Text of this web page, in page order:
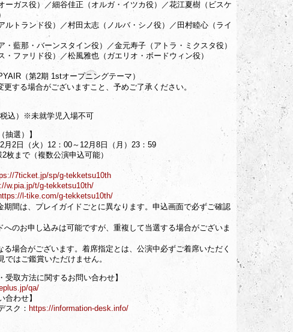
ーガス役）／細谷佳正（オルガ・イツカ役）／花江夏樹（ビスケ
ルトランド役）／村田太志（ノルバ・シノ役）／田村睦心（ライ
・藍那・バーンスタイン役）／金元寿子（アトラ・ミクスタ役）
・ファリド役）／松風雅也（ガエリオ・ボードウィン役）
（第2期 1stオープニングテーマ）
する場合がございますこと、予めご了承ください。
込）※未就学児入場不可
抽選）】
月2日（火）12：00～12月8日（月）23：59
枚まで（複数公演申込可能）
7ticket.jp/sp/g-tekketsu10th
w.pia.jp/t/g-tekketsu10th/
l-tike.com/g-tekketsu10th/
間は、プレイガイドごとに異なります。申込画面で必ずご確認
のお申し込みは可能ですが、重複して当選する場合がございま
場合がございます。着席指定とは、公演中必ずご着席いただく
ではご鑑賞いただけません。
受取方法に関するお問い合わせ】
qa/
合わせ】
スク： https://information-desk.info/